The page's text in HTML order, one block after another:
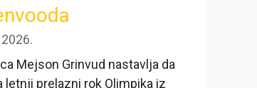
2026.
Mejson Grinvud nastavlja da
letnji prelazni rok Olimpika iz